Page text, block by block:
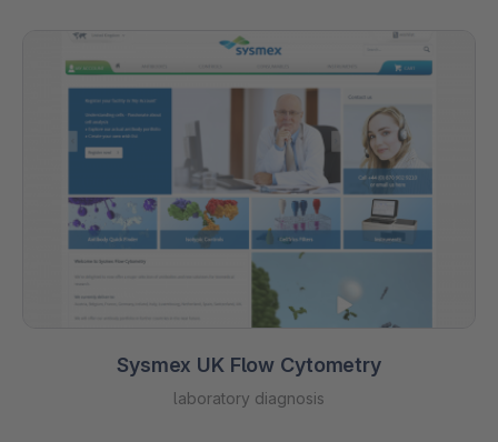
Sysmex UK Flow Cytometry
laboratory diagnosis